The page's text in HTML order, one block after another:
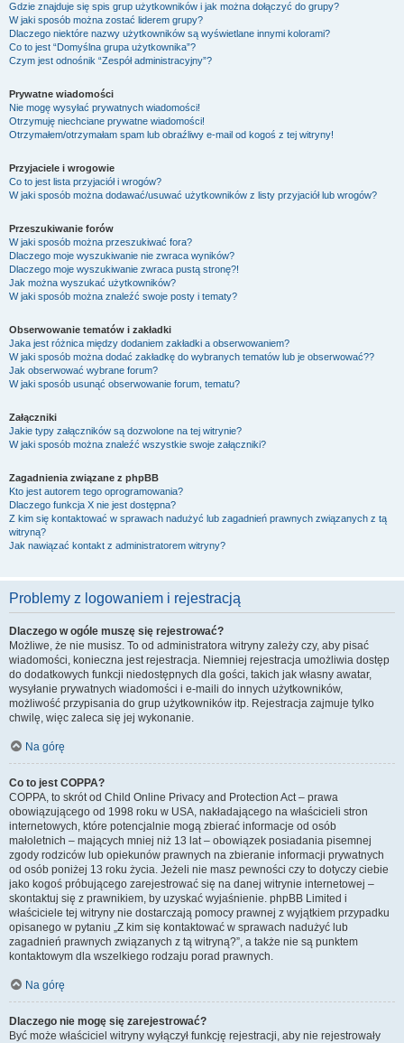
Gdzie znajduje się spis grup użytkowników i jak można dołączyć do grupy?
W jaki sposób można zostać liderem grupy?
Dlaczego niektóre nazwy użytkowników są wyświetlane innymi kolorami?
Co to jest “Domyślna grupa użytkownika”?
Czym jest odnośnik “Zespół administracyjny”?
Prywatne wiadomości
Nie mogę wysyłać prywatnych wiadomości!
Otrzymuję niechciane prywatne wiadomości!
Otrzymałem/otrzymałam spam lub obraźliwy e-mail od kogoś z tej witryny!
Przyjaciele i wrogowie
Co to jest lista przyjaciół i wrogów?
W jaki sposób można dodawać/usuwać użytkowników z listy przyjaciół lub wrogów?
Przeszukiwanie forów
W jaki sposób można przeszukiwać fora?
Dlaczego moje wyszukiwanie nie zwraca wyników?
Dlaczego moje wyszukiwanie zwraca pustą stronę?!
Jak można wyszukać użytkowników?
W jaki sposób można znaleźć swoje posty i tematy?
Obserwowanie tematów i zakładki
Jaka jest różnica między dodaniem zakładki a obserwowaniem?
W jaki sposób można dodać zakładkę do wybranych tematów lub je obserwować??
Jak obserwować wybrane forum?
W jaki sposób usunąć obserwowanie forum, tematu?
Załączniki
Jakie typy załączników są dozwolone na tej witrynie?
W jaki sposób można znaleźć wszystkie swoje załączniki?
Zagadnienia związane z phpBB
Kto jest autorem tego oprogramowania?
Dlaczego funkcja X nie jest dostępna?
Z kim się kontaktować w sprawach nadużyć lub zagadnień prawnych związanych z tą
witryną?
Jak nawiązać kontakt z administratorem witryny?
Problemy z logowaniem i rejestracją
Dlaczego w ogóle muszę się rejestrować?
Możliwe, że nie musisz. To od administratora witryny zależy czy, aby pisać
wiadomości, konieczna jest rejestracja. Niemniej rejestracja umożliwia dostęp
do dodatkowych funkcji niedostępnych dla gości, takich jak własny awatar,
wysyłanie prywatnych wiadomości i e-maili do innych użytkowników,
możliwość przypisania do grup użytkowników itp. Rejestracja zajmuje tylko
chwilę, więc zaleca się jej wykonanie.
Na górę
Co to jest COPPA?
COPPA, to skrót od Child Online Privacy and Protection Act – prawa
obowiązującego od 1998 roku w USA, nakładającego na właścicieli stron
internetowych, które potencjalnie mogą zbierać informacje od osób
małoletnich – mających mniej niż 13 lat – obowiązek posiadania pisemnej
zgody rodziców lub opiekunów prawnych na zbieranie informacji prywatnych
od osób poniżej 13 roku życia. Jeżeli nie masz pewności czy to dotyczy ciebie
jako kogoś próbującego zarejestrować się na danej witrynie internetowej –
skontaktuj się z prawnikiem, by uzyskać wyjaśnienie. phpBB Limited i
właściciele tej witryny nie dostarczają pomocy prawnej z wyjątkiem przypadku
opisanego w pytaniu „Z kim się kontaktować w sprawach nadużyć lub
zagadnień prawnych związanych z tą witryną?”, a także nie są punktem
kontaktowym dla wszelkiego rodzaju porad prawnych.
Na górę
Dlaczego nie mogę się zarejestrować?
Być może właściciel witryny wyłączył funkcję rejestracji, aby nie rejestrowały